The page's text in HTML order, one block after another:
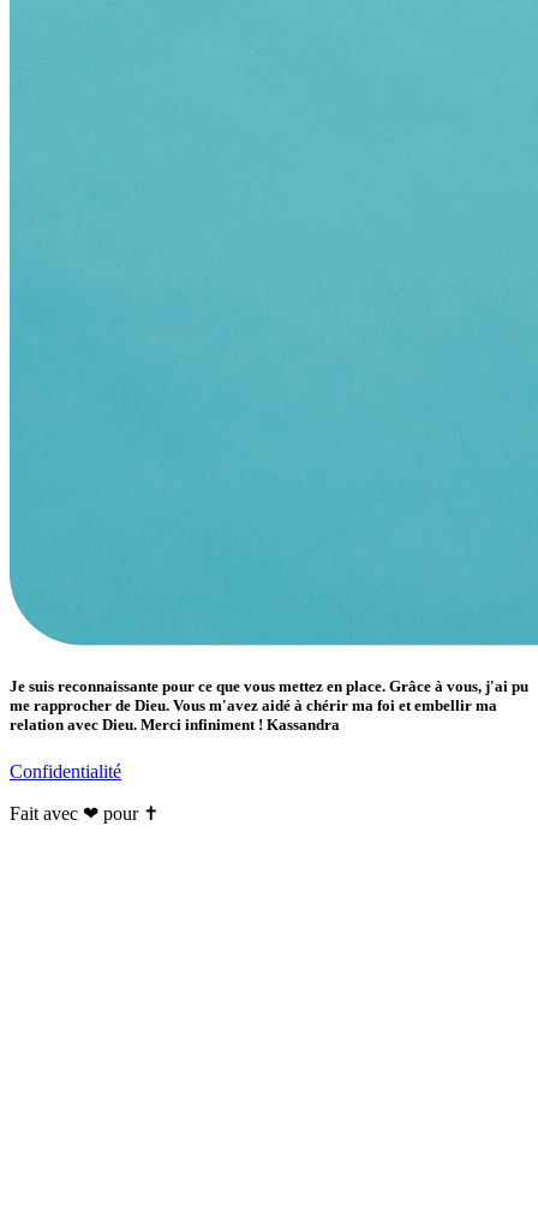
Je suis reconnaissante pour ce que vous mettez en place. Grâce à vous, j'ai pu
me rapprocher de Dieu. Vous m'avez aidé à chérir ma foi et embellir ma
relation avec Dieu. Merci infiniment ! Kassandra
Confidentialité
Fait avec ❤ pour ✝️️